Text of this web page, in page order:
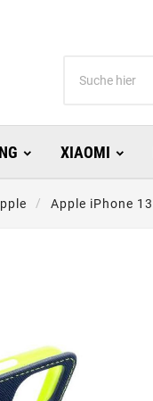
XIAOMI
Apple iPhone 13